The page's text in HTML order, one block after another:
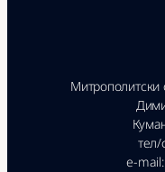
Митрополитски
e-